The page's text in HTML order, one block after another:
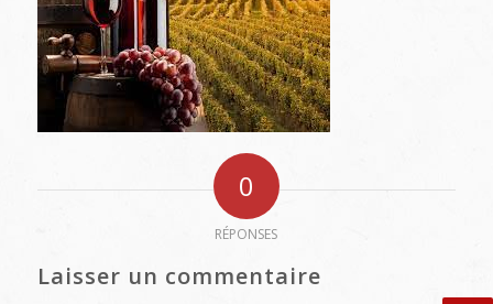
0
RÉPONSES
Laisser un commentaire